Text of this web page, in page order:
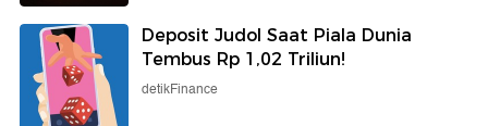
Deposit Judol Saat Piala Dunia
Tembus Rp 1,02 Triliun!
detikFinance